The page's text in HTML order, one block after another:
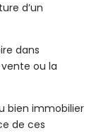
d’un
dans
ou la
bien immobilier
de ces